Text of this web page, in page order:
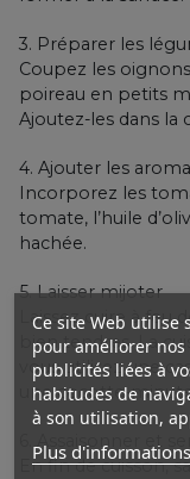
3. Préparer les
Coupez les
poireau en petits
Ajoutez-les dans la
4. Ajouter les
Incorporez les
tomate, l’huile
hachée.
5. Laisser mijoter
Laissez cuire à feu
bien tendres. La
vous utilisez une
une cocotte-
6. Assaisonner et
En fin de cuisson,
Ce site Web utilise
pour améliorer
publicités liées à
habitudes de
à son utilisation,
Plus d'informations